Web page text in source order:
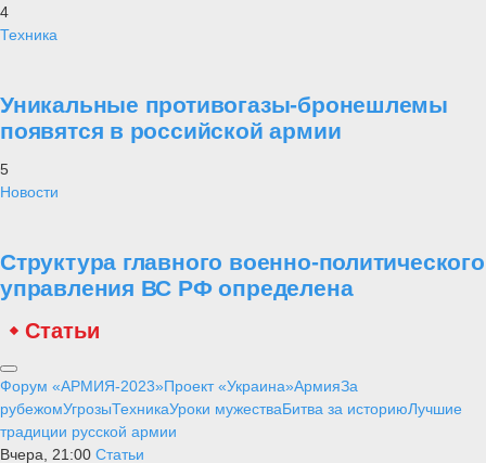
4
Техника
Уникальные противогазы-бронешлемы
появятся в российской армии
5
Новости
Структура главного военно-политического
управления ВС РФ определена
Статьи
Форум «АРМИЯ-2023»Проект «Украина»АрмияЗа
рубежомУгрозыТехникаУроки мужестваБитва за историюЛучшие
традиции русской армии
Вчера, 21:00 Статьи